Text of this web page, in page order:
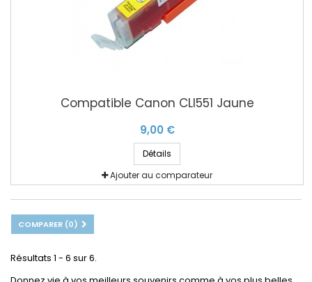
Compatible Canon CLI551 Jaune
9,00 €
Détails
Ajouter au comparateur
COMPARER (0)
Résultats 1 - 6 sur 6.